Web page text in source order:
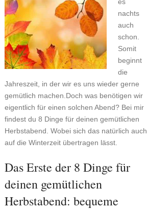
nachts
auch
schon.
Somit
beginnt
die
Jahreszeit, in der wir es uns wieder gerne
gemütlich machen.Doch was benötigen wir
eigentlich für einen solchen Abend? Bei mir
findest du 8 Dinge für deinen gemütlichen
Herbstabend. Wobei sich das natürlich auch
auf die Winterzeit übertragen lässt.
Das Erste der 8 Dinge für
deinen gemütlichen
Herbstabend: bequeme